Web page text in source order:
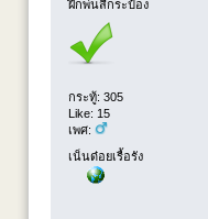
ฝึกพ่นสีกระป๋อง
กระทู้: 305
Like: 15
เพศ:
เน็นด๋อยเรื้อรัง